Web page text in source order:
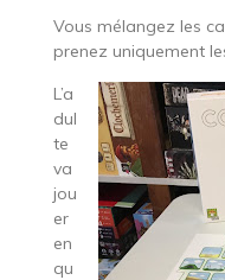
Vous mélangez les
prenez uniquement
L’a
dul
te
va
jou
er
en
qu